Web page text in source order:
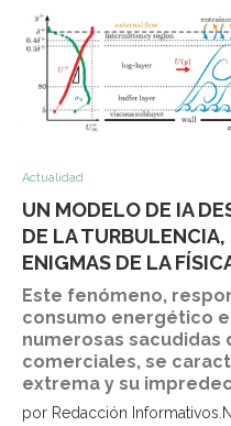
Actualidad
UN MODELO DE IA
DE LA
ENIGMAS DE LA
Este fenómeno,
consumo energético
numerosas sacudidas
comerciales, se
extrema y su
por Redacción